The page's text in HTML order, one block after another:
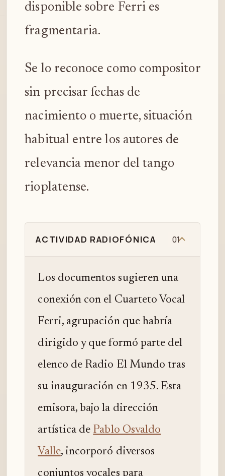
disponible sobre Ferri es
fragmentaria.
Se lo reconoce como compositor
sin precisar fechas de
nacimiento o muerte, situación
habitual entre los autores de
relevancia menor del tango
rioplatense.
ACTIVIDAD RADIOFÓNICA 01
Los documentos sugieren una
conexión con el Cuarteto Vocal
Ferri, agrupación que habría
dirigido y que formó parte del
elenco de Radio El Mundo tras
su inauguración en 1935. Esta
emisora, bajo la dirección
artística de Pablo Osvaldo
Valle, incorporó diversos
conjuntos vocales para